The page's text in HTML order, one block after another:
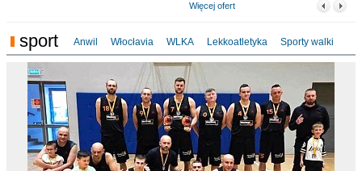
Więcej ofert
sport Anwil Włocłavia WLKA Lekkoatletyka Sporty walki